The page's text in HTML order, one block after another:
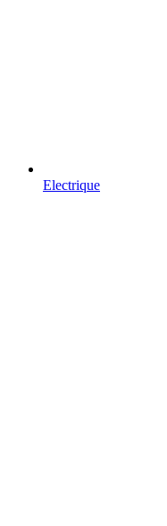
Electrique